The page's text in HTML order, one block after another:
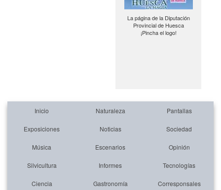
La página de la Diputación
Provincial de Huesca
¡Pincha el logo!
Inicio Naturaleza Pantallas
Exposiciones Noticias Sociedad
Música Escenarios Opinión
Silvicultura Informes Tecnologías
Ciencia Gastronomía Corresponsales